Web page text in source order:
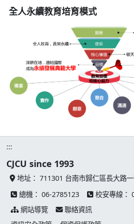
全人永續教育培育模式
:::
CJCU since 1993
地址： 711301 台南市歸仁區長大路
總機： 06-2785123 校安專線：
網站導覽
聯絡資訊